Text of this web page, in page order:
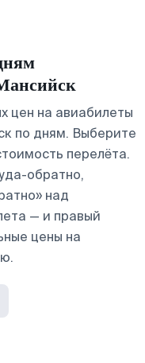
цен на авиабилеты
по дням. Выберите
перелёта.
обратно,
над
— и правый
цены на